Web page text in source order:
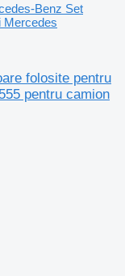
Benz Set
Mercedes
folosite pentru
pentru camion